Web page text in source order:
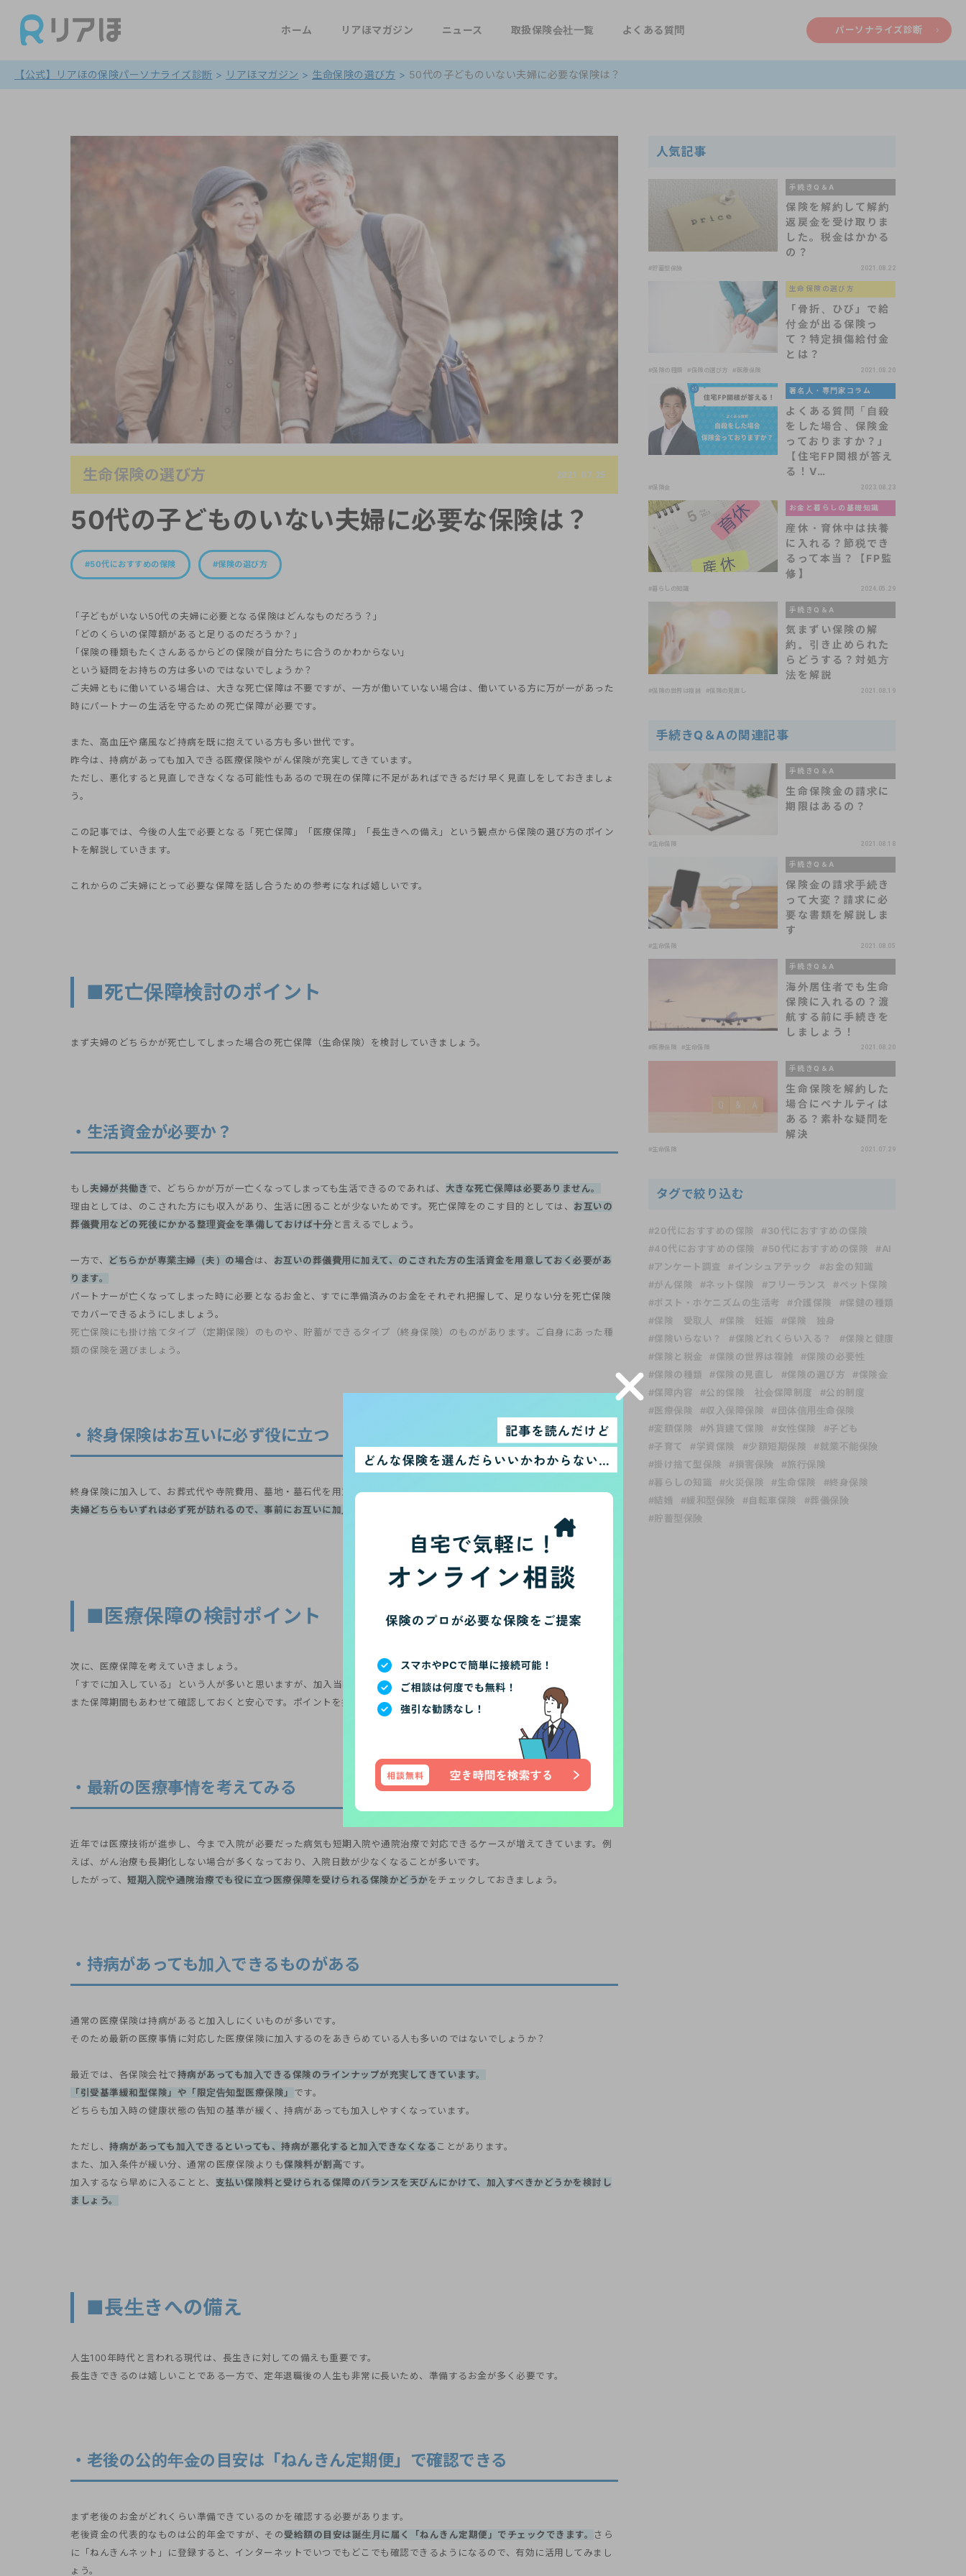
ホーム リアほマガジン ニュース 取扱保険会社一覧 よくある質問 パーソナライズ診断
【公式】リアほの保険パーソナライズ診断 > リアほマガジン > 生命保険の選び方 > 50代の子どものいない夫婦に必要な保険は？
生命保険の選び方 2021.07.25
50代の子どものいない夫婦に必要な保険は？
50代におすすめの保険 保険の選び方
「子どもがいない50代の夫婦に必要となる保険はどんなものだろう？」
「どのくらいの保障額があると足りるのだろうか？」
「保険の種類もたくさんあるからどの保険が自分たちに合うのかわからない」
という疑問をお持ちの方は多いのではないでしょうか？
ご夫婦ともに働いている場合は、大きな死亡保障は不要ですが、一方が働いていない場合は、働いている方に万が一があった
時にパートナーの生活を守るための死亡保障が必要です。
また、高血圧や痛風など持病を既に抱えている方も多い世代です。
昨今は、持病があっても加入できる医療保険やがん保険が充実してきています。
ただし、悪化すると見直しできなくなる可能性もあるので現在の保障に不足があればできるだけ早く見直しをしておきましょ
う。
この記事では、今後の人生で必要となる「死亡保障」「医療保障」「長生きへの備え」という観点から保険の選び方のポイン
トを解説していきます。
これからのご夫婦にとって必要な保障を話し合うための参考になれば嬉しいです。
■死亡保障検討のポイント
まず夫婦のどちらかが死亡してしまった場合の死亡保障（生命保険）を検討していきましょう。
・生活資金が必要か？
もし 夫婦が共働き で、どちらかが万が一亡くなってしまっても生活できるのであれば、 大きな死亡保障は必要ありません。
理由としては、のこされた方にも収入があり、生活に困ることが少ないためです。死亡保障をのこす目的としては、 お互いの
葬儀費用などの死後にかかる整理資金を準備しておけば十分 と言えるでしょう。
一方で、 どちらかが専業主婦（夫）の場合 は、 お互いの葬儀費用に加えて、のこされた方の生活資金を用意しておく必要があ
ります。
パートナーが亡くなってしまった時に必要となるお金と、すでに準備済みのお金をそれぞれ把握して、足りない分を死亡保険
でカバーできるようにしましょう。
死亡保険にも掛け捨てタイプ（定期保険）のものや、貯蓄ができるタイプ（終身保険）のものがあります。ご自身にあった種
類の保険を選びましょう。
・終身保険はお互いに必ず役に立つ
終身保険に加入して、お葬式代や寺院費用、墓地・墓石代を用意しておくことも有効な手段です。
夫婦どちらもいずれは必ず死が訪れるので、事前にお互いに加入して、死後の費用を用意しておくことが大切
■医療保障の検討ポイント
次に、医療保障を考えていきましょう。
「すでに加入している」という人が多いと思いますが、加入当時の状況と現在では必要な保障内容が異なる場合があります。
また保障期間もあわせて確認しておくと安心です。ポイントを抑えて見直していきましょう。
・最新の医療事情を考えてみる
近年では医療技術が進歩し、今まで入院が必要だった病気も短期入院や通院治療で対応できるケースが増えてきています。例
えば、がん治療も長期化しない場合が多くなっており、入院日数が少なくなることが多いです。
したがって、 短期入院や通院治療でも役に立つ医療保障を受けられる保険かどうか をチェックしておきましょう。
・持病があっても加入できるものがある
通常の医療保険は持病があると加入しにくいものが多いです。
そのため最新の医療事情に対応した医療保険に加入するのをあきらめている人も多いのではないでしょうか？
最近では、各保険会社で持病があっても加入できる保険のラインナップが充実してきています。
「引受基準緩和型保険」や「限定告知型医療保険」 です。
どちらも加入時の健康状態の告知の基準が緩く、持病があっても加入しやすくなっています。
ただし、 持病があっても加入できるといっても、持病が悪化すると加入できなくなる ことがあります。
また、加入条件が緩い分、通常の医療保険よりも保険料が割高です。
加入するなら早めに入ることと、 支払い保険料と受けられる保障のバランスを天びんにかけて、加入すべきかどうかを検討し
ましょう。
■長生きへの備え
人生100年時代と言われる現代は、長生きに対しての備えも重要です。
長生きできるのは嬉しいことである一方で、定年退職後の人生も非常に長いため、準備するお金が多く必要です。
・老後の公的年金の目安は「ねんきん定期便」で確認できる
まず老後のお金がどれくらい準備できているのかを確認する必要があります。
老後資金の代表的なものは公的年金ですが、その 受給額の目安は誕生月に届く「ねんきん定期便」でチェックできます。 さら
に「ねんきんネット」に登録すると、インターネットでいつでもどこでも確認できるようになるので、有効に活用してみまし
ょう。
人気記事
手続きQ＆A
保険を解約して解約
返戻金を受け取りま
した。税金はかかる
の？
#貯蓄型保険 2021.08.22
生命保険の選び方
「骨折、ひび」で給
付金が出る保険っ
て？特定損傷給付金
とは？
#保険の種類 #保険の選び方 #医療保険 2021.08.20
著名人・専門家コラム
よくある質問「自殺
をした場合、保険金
っておりますか？」
【住宅FP関根が答え
る！V…
#保険金 2023.08.23
お金と暮らしの基礎知識
産休・育休中は扶養
に入れる？節税でき
るって本当？【FP監
修】
#暮らしの知識 2024.05.29
手続きQ＆A
気まずい保険の解
約。引き止められた
らどうする？対処方
法を解説
#保険の世界は複雑 #保険の見直し 2021.08.19
手続きQ＆Aの関連記事
手続きQ＆A
生命保険金の請求に
期限はあるの？
#生命保険 2021.08.18
手続きQ＆A
保険金の請求手続き
って大変？請求に必
要な書類を解説しま
す
#生命保険 2021.08.05
手続きQ＆A
海外居住者でも生命
保険に入れるの？渡
航する前に手続きを
しましょう！
#医療保険 #生命保険 2021.08.20
手続きQ＆A
生命保険を解約した
場合にペナルティは
ある？素朴な疑問を
解決
#生命保険 2021.07.29
タグで絞り込む
#20代におすすめの保険
#30代におすすめの保険
#40代におすすめの保険
#50代におすすめの保険
#AI
#アンケート調査
#インシュアテック
#お金の知識
#がん保険
#ネット保険 #フリーランス
#ペット保険
#ポスト・ホケニズムの生活考
#介護保険
#保健の種類
#保険 受取人
#保険 妊娠
#保険 独身
#保険いらない？
#保険どれくらい入る？
#保険と健康
#保険と税金
#保険の世界は複雑
#保険の必要性
#保険の種類
#保険の見直し #保険の選び方
#保険金
#保障内容
#公的保険 社会保障制度
#公的制度
#医療保険
#収入保障保険
#団体信用生命保険
#変額保険
#外貨建て保険 #女性保険
#子ども
#子育て
#学資保険 #少額短期保険
#就業不能保険
#掛け捨て型保険
#損害保険
#旅行保険
#暮らしの知識
#火災保険 #生命保険
#終身保険
#結婚
#緩和型保険 #自転車保険
#葬儀保険
#貯蓄型保険